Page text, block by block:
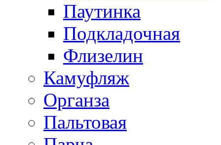
Паутинка
Подкладочная
Флизелин
Камуфляж
Органза
Пальтовая